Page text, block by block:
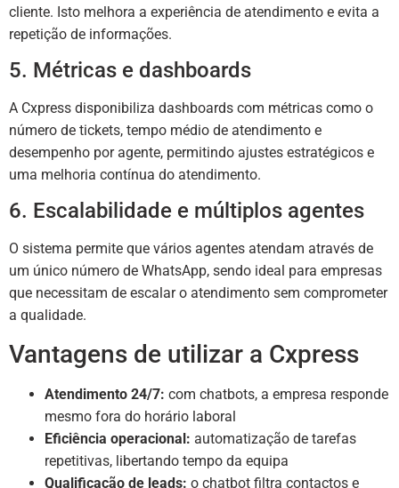
cliente. Isto melhora a experiência de atendimento e evita a
repetição de informações.
5. Métricas e dashboards
A Cxpress disponibiliza dashboards com métricas como o
número de tickets, tempo médio de atendimento e
desempenho por agente, permitindo ajustes estratégicos e
uma melhoria contínua do atendimento.
6. Escalabilidade e múltiplos agentes
O sistema permite que vários agentes atendam através de
um único número de WhatsApp, sendo ideal para empresas
que necessitam de escalar o atendimento sem comprometer
a qualidade.
Vantagens de utilizar a Cxpress
Atendimento 24/7: com chatbots, a empresa responde
mesmo fora do horário laboral
Eficiência operacional: automatização de tarefas
repetitivas, libertando tempo da equipa
Qualificação de leads: o chatbot filtra contactos e